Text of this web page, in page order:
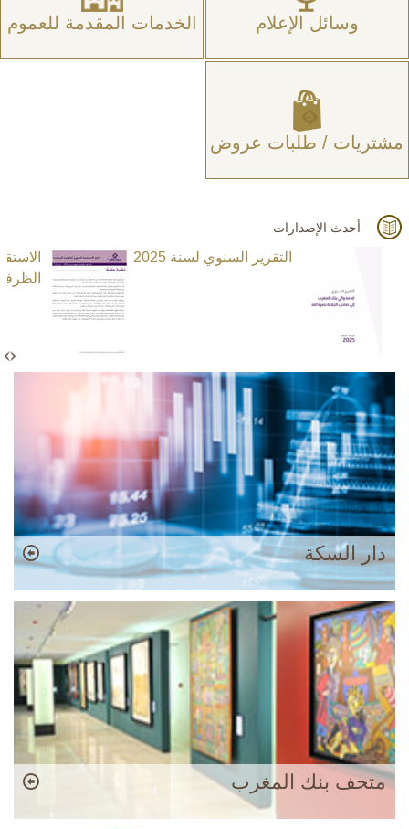
وسائل الإعلام الخدمات المقدمة للعموم
مشتريات / طلبات عروض
أحدث الإصدارات
التقرير السنوي لسنة 2025
دار السكة
متحف بنك المغرب